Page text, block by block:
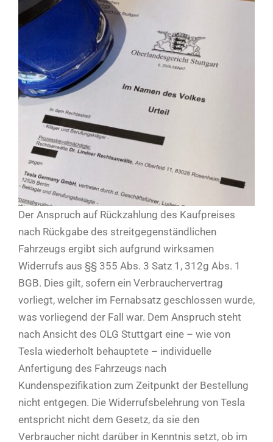
Der Anspruch auf Rückzahlung des Kaufpreises
nach Rückgabe des streitgegenständlichen
Fahrzeugs ergibt sich aufgrund wirksamen
Widerrufs aus §§ 355 Abs. 3 Satz 1, 312g Abs. 1
BGB. Dies gilt, sofern ein Verbrauchervertrag
vorliegt, welcher im Fernabsatz geschlossen wurde,
was vorliegend der Fall war. Dem Anspruch steht
nach Ansicht des OLG Stuttgart eine – wie von
Tesla wiederholt behauptete – individuelle
Anfertigung des Fahrzeugs nach
Kundenspezifikation zum Zeitpunkt der Bestellung
nicht entgegen. Die Widerrufsbelehrung von Tesla
entspricht nicht dem Gesetz, da sie den
Verbraucher nicht darüber in Kenntnis setzt, ob im